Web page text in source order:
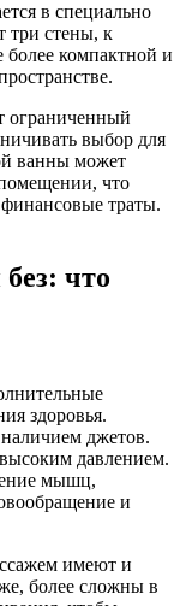
в специально
три стены, к
более компактной и
ограниченный
выбор для
ванны может
что
траты.
что
здоровья.
джетов.
давлением.
мышц,
и
имеют и
более сложны в